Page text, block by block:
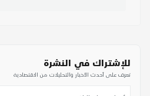
للإشتراك في النشرة
تعرف على أحدث الأخبار والتحليلات من الاقتصادية